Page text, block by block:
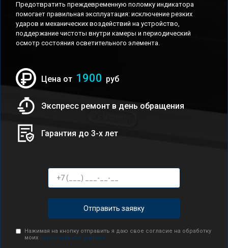
Предотвратить преждевременную поломку индикатора
помогает правильная эксплуатация: исключение резких
ударов и механических воздействий на устройство,
поддержание чистоты внутри камеры и периодический
осмотр состояния осветительного элемента.
Цена от 1900 руб
Экспресс ремонт в день обращения
Гарантия до 3-х лет
Отправить заявку
Нажимая на кнопку отправить я даю свое согласие на обработку
моих персональных данных.